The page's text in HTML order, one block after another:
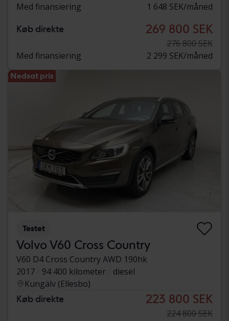
Med finansiering 1 648 SEK/måned
Køb direkte 269 800 SEK
276 800 SEK
Med finansiering
2 299 SEK/måned
Nedsat pris
Testet
Volvo V60 Cross Country
V60 D4 Cross Country AWD 190hk
2017
94 400 kilometer
diesel
Kungälv (Ellesbo)
Køb direkte 223 800 SEK
224 800 SEK